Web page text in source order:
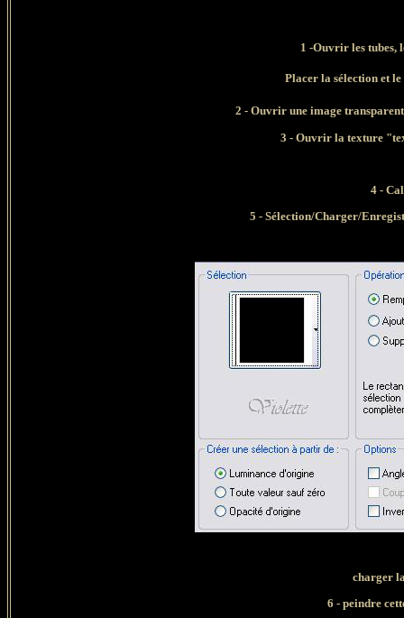
1 -Ouvrir les tubes,
Placer la sélection et
2 - Ouvrir une image
3 - Ouvrir la texture
4 -
5 - Sélection/Charger/
charger
6 - peindre